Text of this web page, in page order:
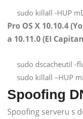
sudo killall -HUP
Pro OS X 10.10.4
a 10.11.0 (EI
sudo dscacheutil -
sudo killall –HUP
Spoofing
Spoofing serveru s